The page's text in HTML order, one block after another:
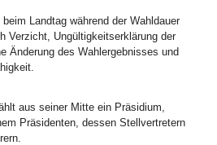
Landtag während der Wahldauer
Verzicht, Ungültigkeitserklärung der
Änderung des Wahlergebnisses und
aus seiner Mitte ein Präsidium,
Präsidenten, dessen Stellvertretern